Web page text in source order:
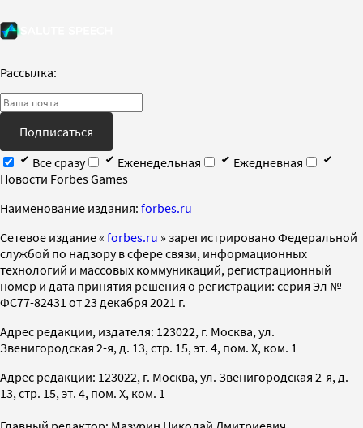
Рассылка:
Подписаться
Все сразу
Еженедельная
Ежедневная
Новости Forbes Games
Наименование издания: forbes.ru
Cетевое издание « forbes.ru » зарегистрировано Федеральной
службой по надзору в сфере связи, информационных
технологий и массовых коммуникаций, регистрационный
номер и дата принятия решения о регистрации: серия Эл №
ФС77-82431 от 23 декабря 2021 г.
Адрес редакции, издателя: 123022, г. Москва, ул.
Звенигородская 2-я, д. 13, стр. 15, эт. 4, пом. X, ком. 1
Адрес редакции: 123022, г. Москва, ул. Звенигородская 2-я, д.
13, стр. 15, эт. 4, пом. X, ком. 1